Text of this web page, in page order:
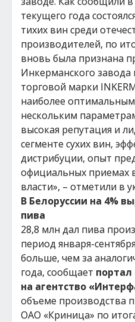
текущего года
тихих вин среди
производителей, по
вновь была признана
Инкерманского
торговой марки
наиболее
нескольким
высокая репутация и
сегменте сухих вин,
дистрибуции, опыт
официальных приемах
власти», – отметили в
В Белоруссии на 4%
пива
28,8 млн дал пива
период января-
больше, чем за
года, сообщает портал
на агентство
объеме производства
ОАО «Криница» по